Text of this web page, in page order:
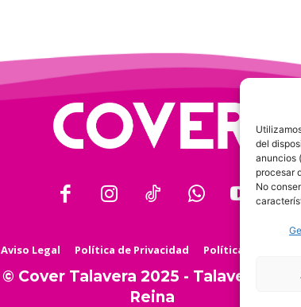
del
anuncios
procesar
No
Aviso Legal Política de Privacidad Política de Cookies
© Cover Talavera 2025 - Talavera de
Reina